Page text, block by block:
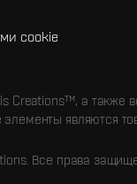
cookie
Creations™, а также
элементы являются
Все права